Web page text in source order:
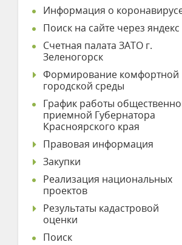
Информация о
Поиск на сайте через яндекс
Счетная палата ЗАТО г.
Зеленогорск
Формирование комфортной
городской среды
График работы
приемной Губернатора
Красноярского края
Правовая информация
Закупки
Реализация национальных
проектов
Результаты кадастровой
оценки
Поиск